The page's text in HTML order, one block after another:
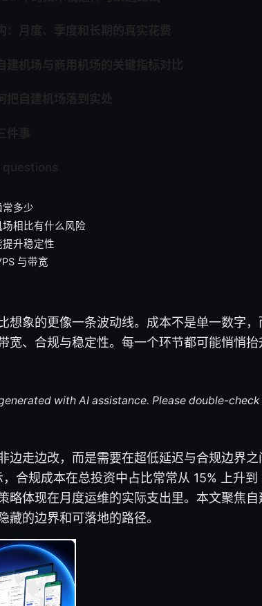
常多少
相比有什么风险
升稳定性
与带宽
想象的更像一条波动线。成本不是单一数字
宽、合规与稳定性。每一个环节都可能悄悄抬
with AI assistance. Please double-
边走边改，而是需要在超低延迟与合规边界之
合规成本在总投资中占比常常从 15% 上升
略体现在月度运维的实际支出里。本文聚焦
藏的边界和可落地的路径。